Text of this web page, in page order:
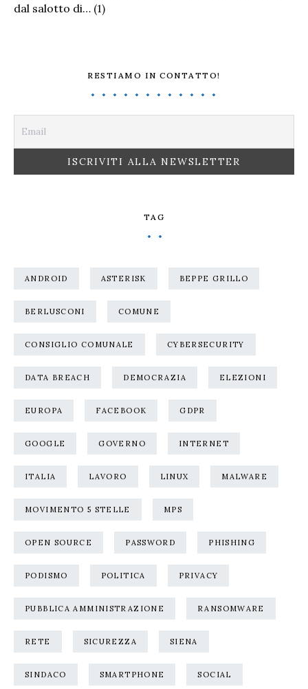
dal salotto di… (1)
RESTIAMO IN CONTATTO!
TAG
ANDROID ASTERISK BEPPE GRILLO
BERLUSCONI COMUNE
CONSIGLIO COMUNALE CYBERSECURITY
DATA BREACH DEMOCRAZIA ELEZIONI
EUROPA FACEBOOK GDPR
GOOGLE GOVERNO INTERNET
ITALIA LAVORO LINUX MALWARE
MOVIMENTO 5 STELLE MPS
OPEN SOURCE PASSWORD PHISHING
PODISMO POLITICA PRIVACY
PUBBLICA AMMINISTRAZIONE RANSOMWARE
RETE SICUREZZA SIENA
SINDACO SMARTPHONE SOCIAL